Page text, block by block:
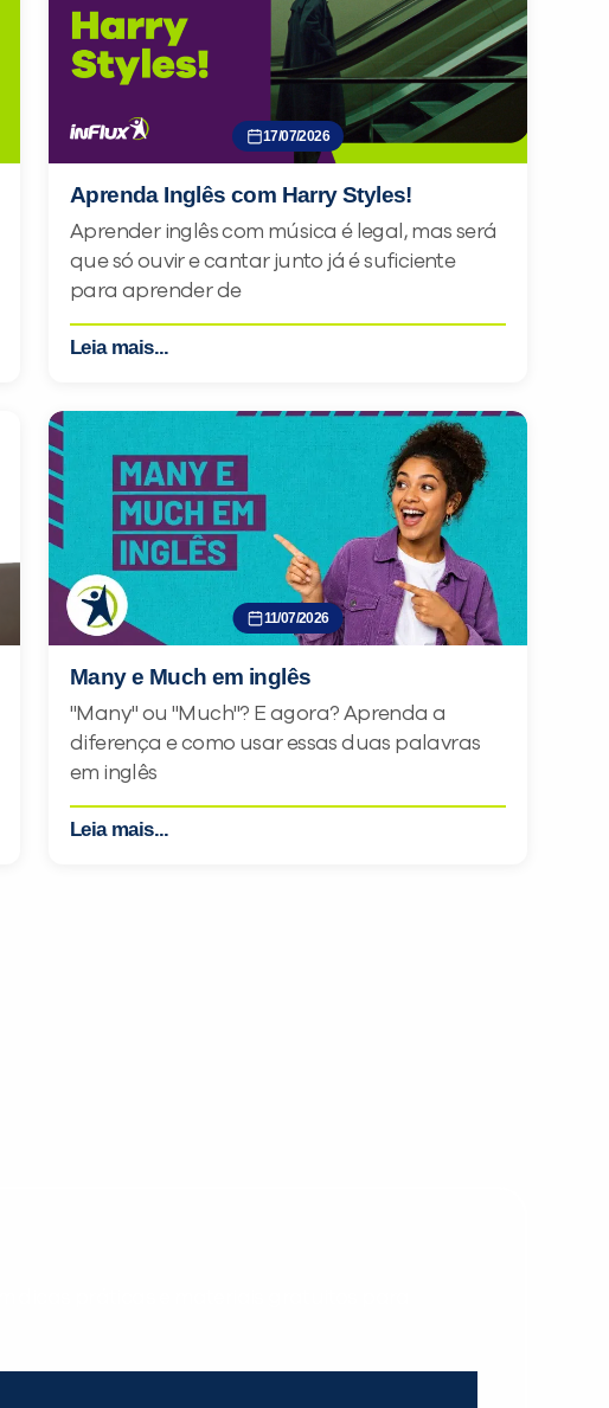
17/07/2026
Aprenda Inglês com Harry Styles!
Aprender inglês com música é legal, mas será
que só ouvir e cantar junto já é suficiente
para aprender de
Leia mais...
11/07/2026
Many e Much em inglês
"Many" ou "Much"? E agora? Aprenda a
diferença e como usar essas duas palavras
em inglês
Leia mais...